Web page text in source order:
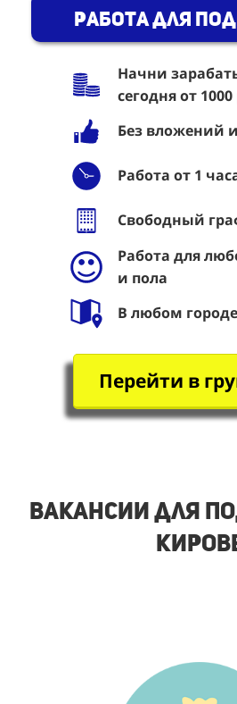
Работа для
Начни
сегодня от
Без вложений
Работа от 1
Свободный
Работа для
и пола
В любом
Перейти в
Вакансии для